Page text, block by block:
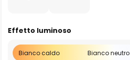
Effetto luminoso
Bianco caldo Bianco neutro